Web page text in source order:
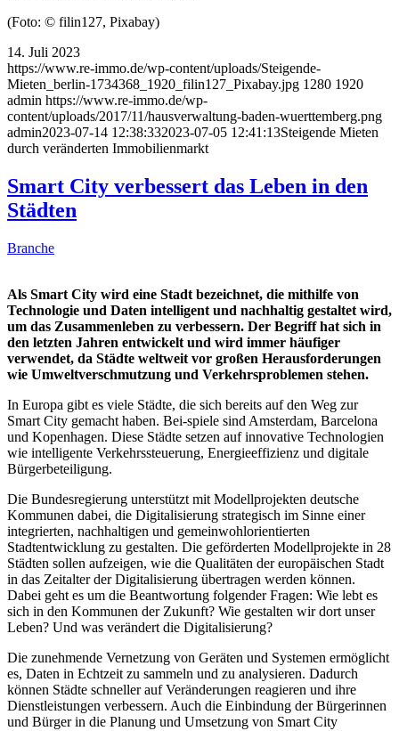
(Foto: © filin127, Pixabay)
14. Juli 2023
https://www.re-immo.de/wp-content/uploads/Steigende-
Mieten_berlin-1734368_1920_filin127_Pixabay.jpg 1280 1920
admin https://www.re-immo.de/wp-
content/uploads/2017/11/hausverwaltung-baden-wuerttemberg.png
admin2023-07-14 12:38:332023-07-05 12:41:13Steigende Mieten
durch veränderten Immobilienmarkt
Smart City verbessert das Leben in den
Städten
Branche
Als Smart City wird eine Stadt bezeichnet, die mithilfe von
Technologie und Daten intelligent und nachhaltig gestaltet wird,
um das Zusammenleben zu verbessern. Der Begriff hat sich in
den letzten Jahren entwickelt und wird immer häufiger
verwendet, da Städte weltweit vor großen Herausforderungen
wie Umweltverschmutzung und Verkehrsproblemen stehen.
In Europa gibt es viele Städte, die sich bereits auf den Weg zur
Smart City gemacht haben. Bei-spiele sind Amsterdam, Barcelona
und Kopenhagen. Diese Städte setzen auf innovative Technologien
wie intelligente Verkehrssteuerung, Energieeffizienz und digitale
Bürgerbeteiligung.
Die Bundesregierung unterstützt mit Modellprojekten deutsche
Kommunen dabei, die Digitalisierung strategisch im Sinne einer
integrierten, nachhaltigen und gemeinwohlorientierten
Stadtentwicklung zu gestalten. Die geförderten Modellprojekte in 28
Städten sollen aufzeigen, wie die Qualitäten der europäischen Stadt
in das Zeitalter der Digitalisierung übertragen werden können.
Dabei geht es um die Beantwortung folgender Fragen: Wie lebt es
sich in den Kommunen der Zukunft? Wie gestalten wir dort unser
Leben? Und was verändert die Digitalisierung?
Die zunehmende Vernetzung von Geräten und Systemen ermöglicht
es, Daten in Echtzeit zu sammeln und zu analysieren. Dadurch
können Städte schneller auf Veränderungen reagieren und ihre
Dienstleistungen verbessern. Auch die Einbindung der Bürgerinnen
und Bürger in die Planung und Umsetzung von Smart City